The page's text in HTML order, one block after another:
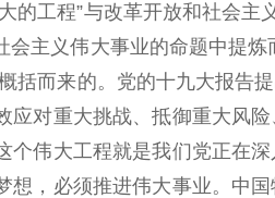
的工程”与改革开放和社会
主义伟大事业的命题中提
括而来的。党的十九大报告
对重大挑战、抵御重大风
个伟大工程就是我们党正在
想，必须推进伟大事业。中